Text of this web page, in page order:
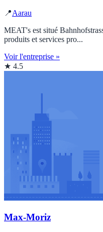
📍Aarau
MEAT's est situé
produits et services pro...
Voir l'entreprise »
★ 4.5
Max-Moriz